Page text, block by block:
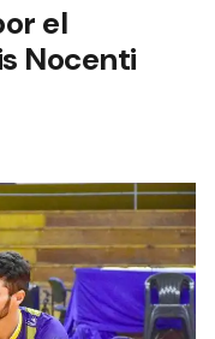
el
Nocenti